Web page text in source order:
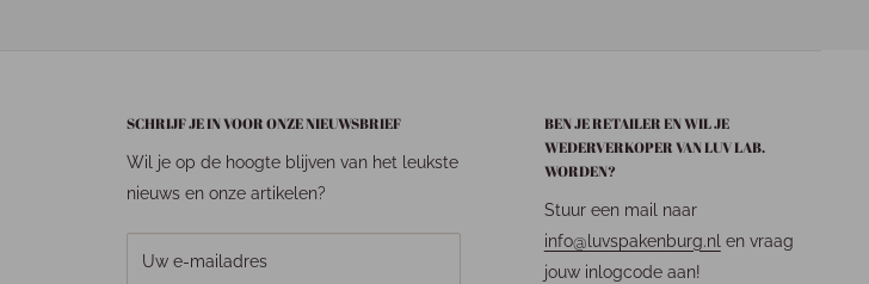
SCHRIJF JE IN VOOR ONZE NIEUWSBRIEF
Wil je op de hoogte blijven van het leukste
nieuws en onze artikelen?
Uw e-mailadres
BEN JE RETAILER EN WIL JE
WEDERVERKOPER VAN LUV LAB.
WORDEN?
Stuur een mail naar
info@luvspakenburg.nl en vraag
jouw inlogcode aan!